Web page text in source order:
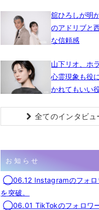
舘ひろしが明
のアドリブと
な信頼感
山下リオ、ホ
心霊現象も役
かれてもいい
全てのインタビュ
お知らせ
◯06.12 Instagramのフォロ
を突破。
◯06.01 TikTokのフォロワ